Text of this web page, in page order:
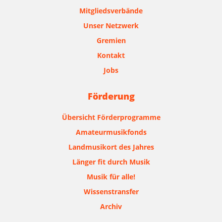
Mitgliedsverbände
Unser Netzwerk
Gremien
Kontakt
Jobs
Förderung
Übersicht Förderprogramme
Amateurmusikfonds
Landmusikort des Jahres
Länger fit durch Musik
Musik für alle!
Wissenstransfer
Archiv